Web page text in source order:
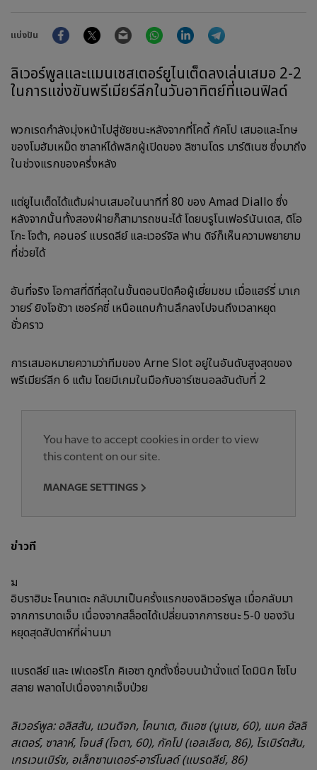
แบ่งปัน
FacebookTwitter Email WhatsAppLinkedIn
ลิเวอร์พูลและแมนเชสเตอร์ยูไนเต็ดลงเล่นเสมอ 2-2
ในการแข่งขันพรีเมียร์ลีกในวันอาทิตย์ที่แอนฟิลด์
พวกเรดกำลังมุ่งหน้าไปสู่ชัยชนะหลังจากที่โคดี้ กัคโป เสมอและโทษ
ของโมฮัมเหม็ด ซาลาห์ได้พลิกผู้เปิดของ ลิซานโดร มาร์ติเนซ ซึ่งมาถึง
ในช่วงแรกของครึ่งหลัง
แต่ยูไนเต็ดได้แต้มผ่านเสมอในนาทีที่ 80 ของ Amad Diallo ซึ่ง
หลังจากนั้นทั้งสองฝ่ายก็สามารถชนะได้ โดยบรูโนเฟอร์นันเดส, ดิโอ
โกะ โจต้า, คอนอร์ แบรดลีย์ และเวอร์จิล ฟาน ดิจ์ก็เห็นความพยายาม
ที่ช่วยได้
อันที่จริง โอกาสที่ดีที่สุดในขั้นตอนปิดคือผู้เยี่ยมชม เมื่อแฮร์รี่ มาเก
วายร์ ยิงโจชัวา เซอร์คซี่ เหนือแถบก้านลึกลงไปจนถึงเวลาหยุด
ชั่วคราว
การเสมอหมายความว่าทีมของ Arne Slot อยู่ในอันดับสูงสุดของ
พรีเมียร์ลีก 6 แต้ม โดยมีเกมในมือกับอาร์เซนอลอันดับที่ 2
You have to accept cookies in order to view
this content on our site.
MANAGE SETTINGS
ข่าวที
ม
อิบราฮิมะ โคนาเตะ กลับมาเป็นครั้งแรกของลิเวอร์พูล เมื่อกลับมา
จากการบาดเจ็บ เนื่องจากสล็อตได้เปลี่ยนจากการชนะ 5-0 ของวัน
หยุดสุดสัปดาห์ที่ผ่านมา
แบรดลีย์ และ เฟเดอริโก คิเอซา ถูกตั้งชื่อบนม้านั่งแต่ โดมินิก โซโบ
สลาย พลาดไปเนื่องจากเจ็บป่วย
ลิเวอร์พูล: อลิสสัน, แวนดิจก, โคนาเต, ดิแอซ (นูเนซ, 60), แมค อัลลิ
สเตอร์, ซาลาห์, โจนส์ (โจตา, 60), กัคโป (เอลเลียต, 86), โรเบิร์ตสัน,
เกรเวนเบิร์ช, อเล็กซานเดอร์-อาร์โนลด์ (แบรดลีย์, 86)